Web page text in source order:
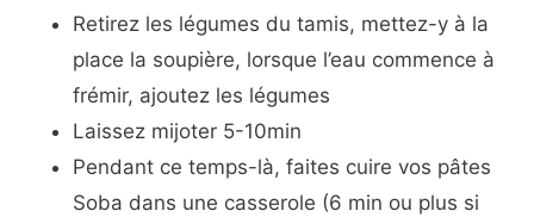
Retirez les légumes du tamis, mettez-y à la
place la soupière, lorsque l’eau commence à
frémir, ajoutez les légumes
Laissez mijoter 5-10min
Pendant ce temps-là, faites cuire vos pâtes
Soba dans une casserole (6 min ou plus si